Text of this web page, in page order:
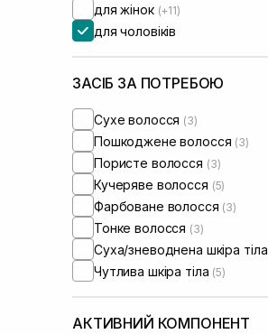
для жінок (+11)
для чоловіків
ЗАСІБ ЗА ПОТРЕБОЮ
Сухе волосся (3)
Пошкоджене волосся (3)
Пористе волосся (3)
Кучеряве волосся (5)
Фарбоване волосся (3)
Тонке волосся (3)
Суха/зневоднена шкіра тіла
Чутлива шкіра тіла (5)
АКТИВНИЙ КОМПОНЕНТ